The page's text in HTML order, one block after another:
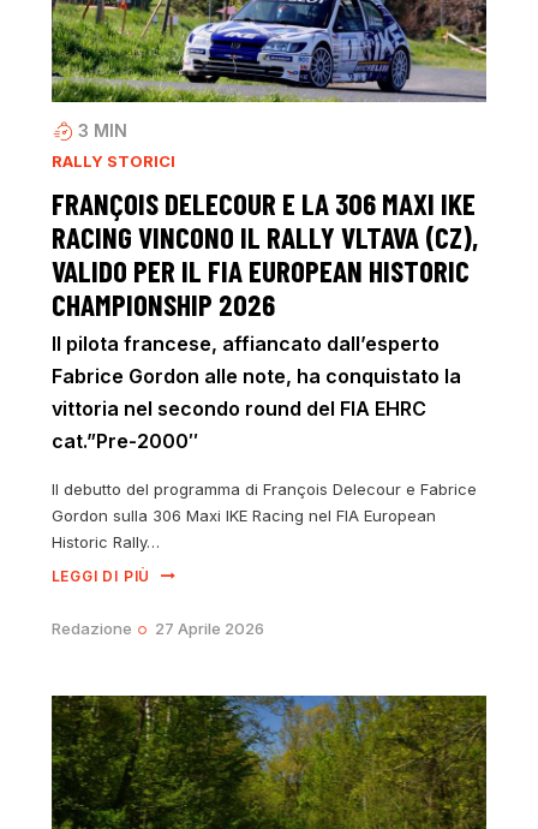
3 MIN
RALLY STORICI
FRANÇOIS DELECOUR E LA 306 MAXI IKE
RACING VINCONO IL RALLY VLTAVA (CZ),
VALIDO PER IL FIA EUROPEAN HISTORIC
CHAMPIONSHIP 2026
Il pilota francese, affiancato dall’esperto
Fabrice Gordon alle note, ha conquistato la
vittoria nel secondo round del FIA EHRC
cat.”Pre-2000″
Il debutto del programma di François Delecour e Fabrice
Gordon sulla 306 Maxi IKE Racing nel FIA European
Historic Rally…
LEGGI DI PIÙ
Redazione 27 Aprile 2026